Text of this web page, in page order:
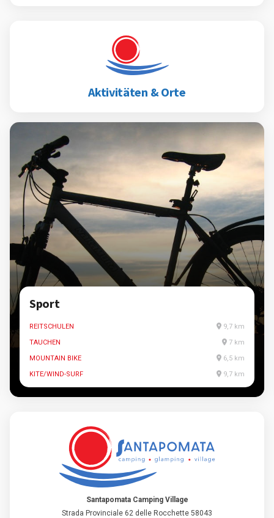
Aktivitäten & Orte
DAS AQUARIUM MONDO MARINO
Santapomata Camping Village
Strada Provinciale 62 delle Rocchette 58043